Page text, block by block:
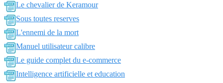
Le chevalier de Keramour
Sous toutes reserves
L'ennemi de la mort
Manuel utilisateur calibre
Le guide complet du e-commerce
Intelligence artificielle et education